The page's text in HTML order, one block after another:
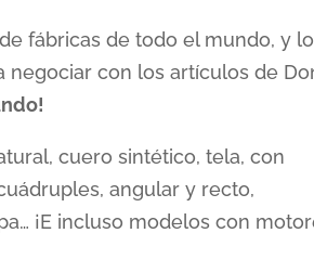
fábricas de todo el mundo, y
con los artículos de
cuero sintético, tela, con
angular y recto,
¡E incluso modelos con